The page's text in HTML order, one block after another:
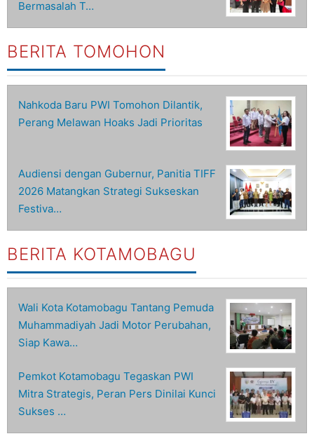
Bermasalah T…
BERITA TOMOHON
Nahkoda Baru PWI Tomohon Dilantik,
Perang Melawan Hoaks Jadi Prioritas
Audiensi dengan Gubernur, Panitia TIFF
2026 Matangkan Strategi Sukseskan
Festiva…
BERITA KOTAMOBAGU
Wali Kota Kotamobagu Tantang Pemuda
Muhammadiyah Jadi Motor Perubahan,
Siap Kawa…
Pemkot Kotamobagu Tegaskan PWI
Mitra Strategis, Peran Pers Dinilai Kunci
Sukses …